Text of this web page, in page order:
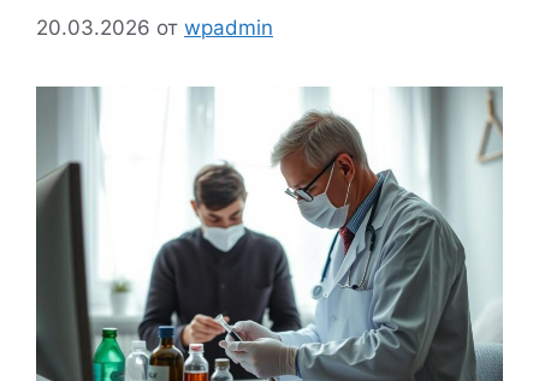
20.03.2026 от wpadmin